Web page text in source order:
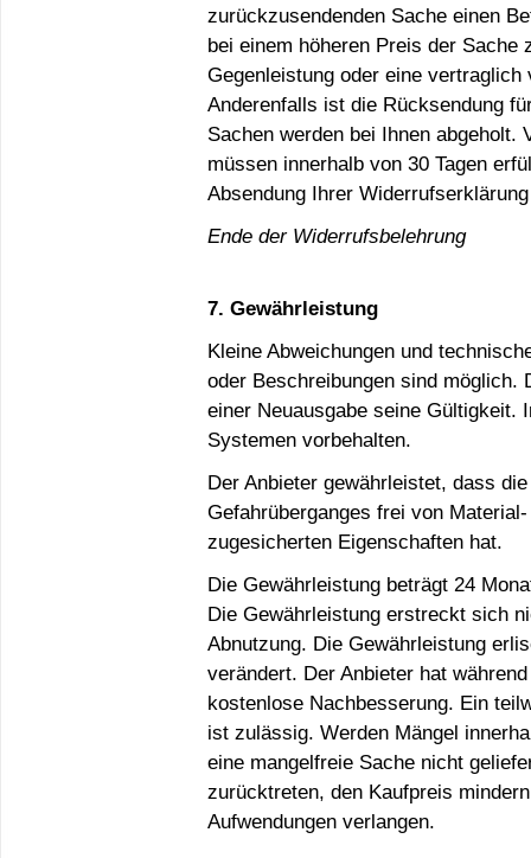
zurückzusendenden Sache einen
bei einem höheren Preis der
Gegenleistung oder eine
Anderenfalls ist die Rücksendung
Sachen werden bei Ihnen abgeholt.
müssen innerhalb von 30 Tagen
Absendung Ihrer
Ende der Widerrufsbelehrung
7. Gewährleistung
Kleine Abweichungen und
oder Beschreibungen sind möglich.
einer Neuausgabe seine Gültigkeit.
Systemen vorbehalten.
Der Anbieter gewährleistet, dass
Gefahrüberganges frei von
zugesicherten Eigenschaften hat.
Die Gewährleistung beträgt 24
Die Gewährleistung erstreckt sich
Abnutzung. Die Gewährleistung
verändert. Der Anbieter hat
kostenlose Nachbesserung. Ein
ist zulässig. Werden Mängel
eine mangelfreie Sache nicht
zurücktreten, den Kaufpreis
Aufwendungen verlangen.